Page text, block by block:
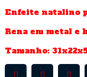
Enfeite natalino
Rena em metal e
Tamanho: